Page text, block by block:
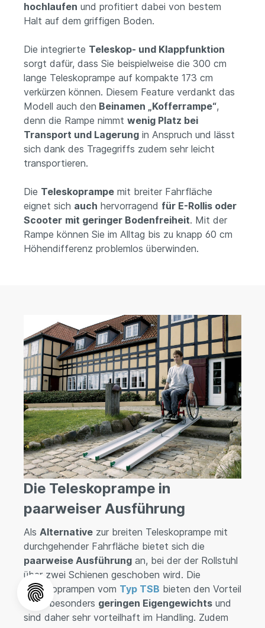
hochlaufen und profitiert dabei von bestem
Halt auf dem griffigen Boden.
Die integrierte Teleskop- und Klappfunktion
sorgt dafür, dass Sie beispielweise die 300 cm
lange Teleskoprampe auf kompakte 173 cm
verkürzen können. Diesem Feature verdankt das
Modell auch den Beinamen „Kofferrampe“,
denn die Rampe nimmt wenig Platz bei
Transport und Lagerung in Anspruch und lässt
sich dank des Tragegriffs zudem sehr leicht
transportieren.
Die Teleskoprampe mit breiter Fahrfläche
eignet sich auch hervorragend für E-Rollis oder
Scooter mit geringer Bodenfreiheit. Mit der
Rampe können Sie im Alltag bis zu knapp 60 cm
Höhendifferenz problemlos überwinden.
Die Teleskoprampe in
paarweiser Ausführung
Als Alternative zur breiten Teleskoprampe mit
durchgehender Fahrfläche bietet sich die
paarweise Ausführung an, bei der der Rollstuhl
über zwei Schienen geschoben wird. Die
Teleskoprampen vom Typ TSB bieten den Vorteil
eines besonders geringen Eigengewichts und
sind daher sehr vorteilhaft im Handling. Zudem